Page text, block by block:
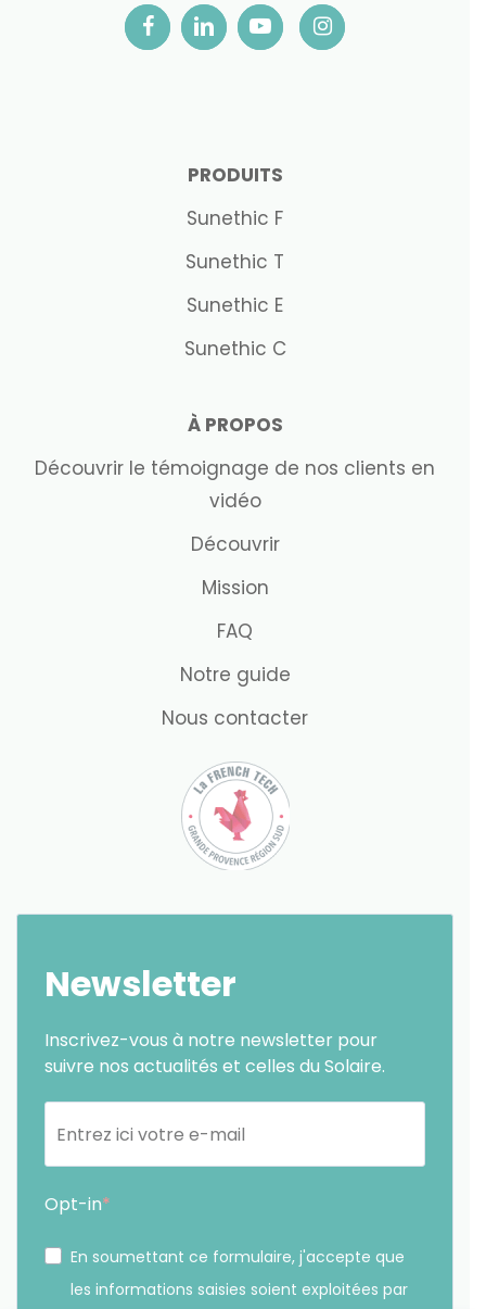
PRODUITS
Sunethic F
Sunethic T
Sunethic E
Sunethic C
À PROPOS
Découvrir le témoignage de nos clients en
vidéo
Découvrir
Mission
FAQ
Notre guide
Nous contacter
Newsletter
Inscrivez-vous à notre newsletter pour
suivre nos actualités et celles du Solaire.
Opt-in
En soumettant ce formulaire, j'accepte que
les informations saisies soient exploitées par